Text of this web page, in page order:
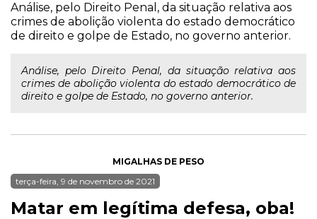
Análise, pelo Direito Penal, da situação relativa aos
crimes de abolição violenta do estado democrático
de direito e golpe de Estado, no governo anterior.
Análise, pelo Direito Penal, da situação relativa aos
crimes de abolição violenta do estado democrático de
direito e golpe de Estado, no governo anterior.
MIGALHAS DE PESO
terça-feira, 9 de novembro de 2021
Matar em legítima defesa, oba!